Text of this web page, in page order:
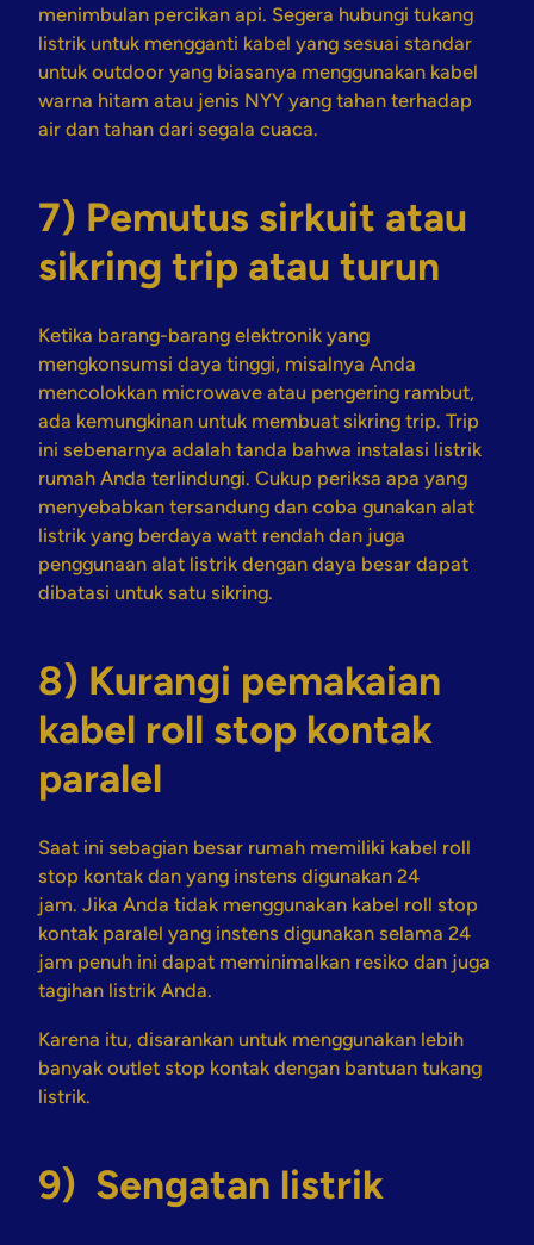
menimbulan percikan api. Segera hubungi tukang
listrik untuk mengganti kabel yang sesuai standar
untuk outdoor yang biasanya menggunakan kabel
warna hitam atau jenis NYY yang tahan terhadap
air dan tahan dari segala cuaca.
7) Pemutus sirkuit atau
sikring trip atau turun
Ketika barang-barang elektronik yang
mengkonsumsi daya tinggi, misalnya Anda
mencolokkan microwave atau pengering rambut,
ada kemungkinan untuk membuat sikring trip. Trip
ini sebenarnya adalah tanda bahwa instalasi listrik
rumah Anda terlindungi. Cukup periksa apa yang
menyebabkan tersandung dan coba gunakan alat
listrik yang berdaya watt rendah dan juga
penggunaan alat listrik dengan daya besar dapat
dibatasi untuk satu sikring.
8) Kurangi pemakaian
kabel roll stop kontak
paralel
Saat ini sebagian besar rumah memiliki kabel roll
stop kontak dan yang instens digunakan 24
jam. Jika Anda tidak menggunakan kabel roll stop
kontak paralel yang instens digunakan selama 24
jam penuh ini dapat meminimalkan resiko dan juga
tagihan listrik Anda.
Karena itu, disarankan untuk menggunakan lebih
banyak outlet stop kontak dengan bantuan tukang
listrik.
9) Sengatan listrik